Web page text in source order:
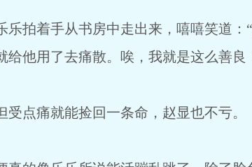
拍着手从书房中走出来，嘻嘻笑道：
给他用了去痛散。唉，我就是这么善良
点痛就能捡回一条命，赵显也不亏。